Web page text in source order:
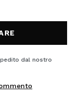
dal nostro